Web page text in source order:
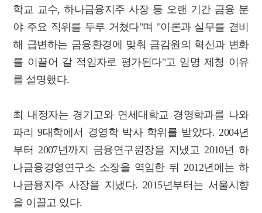
학교 교수, 하나금융지주 사장 등 오랜 기간 금융 분
야 주요 직위를 두루 거쳤다"며 "이론과 실무를 겸비
해 급변하는 금융환경에 맞춰 금감원의 혁신과 변화
를 이끌어 갈 적임자로 평가된다"고 임명 제청 이유
를 설명했다.
최 내정자는 경기고와 연세대학교 경영학과를 나와
파리 9대학에서 경영학 박사 학위를 받았다. 2004년
부터 2007년까지 금융연구원장을 지냈고 2010년 하
나금융경영연구소 소장을 역임한 뒤 2012년에는 하
나금융지주 사장을 지냈다. 2015년부터는 서울시향
을 이끌고 있다.